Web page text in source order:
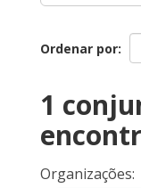
Ordenar por
1
Organizações: